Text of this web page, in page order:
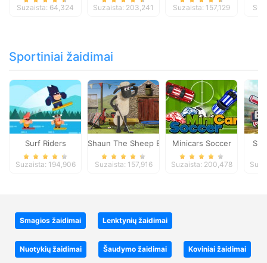
Suzaista: 64,324 Suzaista: 203,241 Suzaista: 157,129
Sportiniai žaidimai
Surf Riders
Suzaista: 194,906
Shaun The Sheep Baahmy Golf
Suzaista: 157,916
Minicars Soccer
Suzaista: 200,478
Smagios žaidimai Lenktynių žaidimai
Nuotykių žaidimai Šaudymo žaidimai Koviniai žaidimai